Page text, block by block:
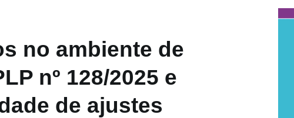
no ambiente de
nº 128/2025 e
de ajustes